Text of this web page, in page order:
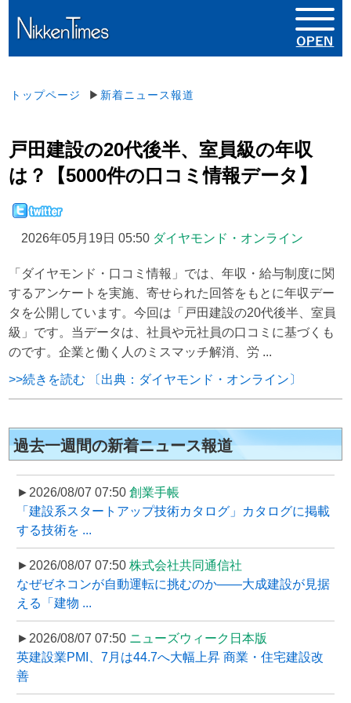
トップページ ▶ 新着ニュース報道
戸田建設の20代後半、室員級の年収
は？【5000件の口コミ情報データ】
2026年05月19日 05:50 ダイヤモンド・オンライン
「ダイヤモンド・口コミ情報」では、年収・給与制度に関
するアンケートを実施、寄せられた回答をもとに年収デー
タを公開しています。今回は「戸田建設の20代後半、室員
級」です。当データは、社員や元社員の口コミに基づくも
のです。企業と働く人のミスマッチ解消、労 ...
>>続きを読む 〔出典：ダイヤモンド・オンライン〕
過去一週間の新着ニュース報道
►2026/08/07 07:50 創業手帳
「建設系スタートアップ技術カタログ」カタログに掲載
する技術を ...
►2026/08/07 07:50 株式会社共同通信社
なぜゼネコンが自動運転に挑むのか――大成建設が見据
える「建物 ...
►2026/08/07 07:50 ニューズウィーク日本版
英建設業PMI、7月は44.7へ大幅上昇 商業・住宅建設改
善